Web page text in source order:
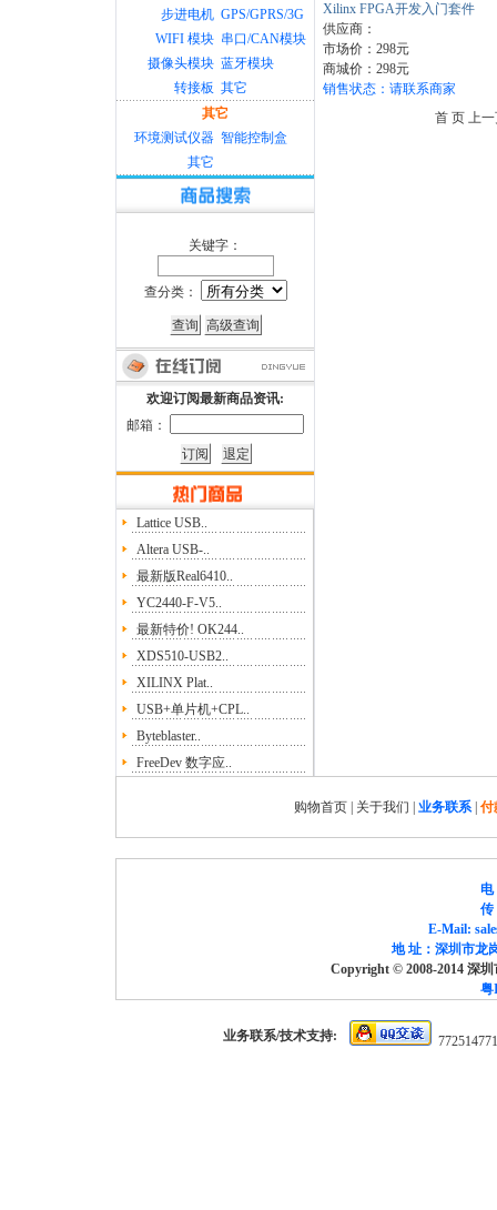
步进电机 GPS/GPRS/3G
WIFI 模块 串口/CAN模块
摄像头模块 蓝牙模块
转接板 其它
其它
环境测试仪器 智能控制盒
其它
关键字：
查分类：
欢迎订阅最新商品资讯:
邮箱：
Lattice USB..
Altera USB-..
最新版Real6410..
YC2440-F-V5..
最新特价! OK244..
XDS510-USB2..
XILINX Plat..
USB+单片机+CPL..
Byteblaster..
FreeDev 数字应..
Xilinx FPGA开发入门套件
供应商：
市场价：298元
商城价：298元
销售状态：请联系商家
首 页 上
购物首页 关于我们 业务联系| 付
电
传
E-Mail:
地 址：深圳市龙
Copyright © 2008-2014 深
粤
业务联系/技术支持: 772514771